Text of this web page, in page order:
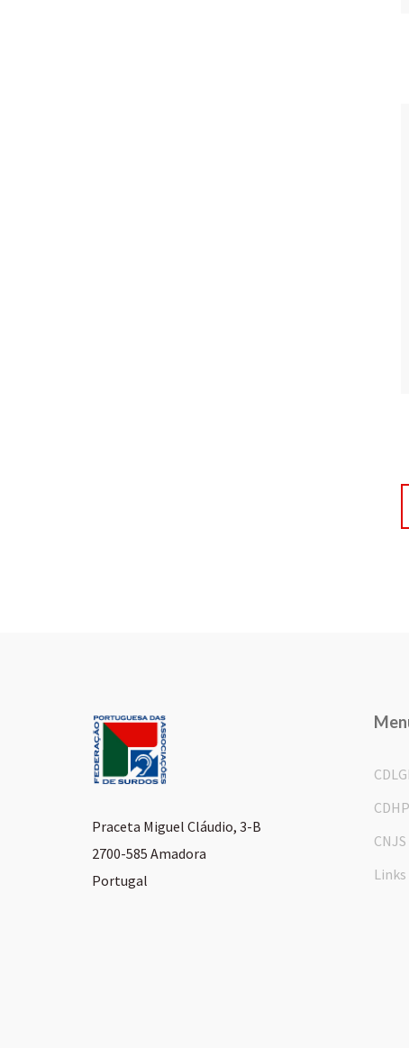
Praceta Miguel Cláudio, 3-B
2700-585 Amadora
Portugal
CNJS
Links